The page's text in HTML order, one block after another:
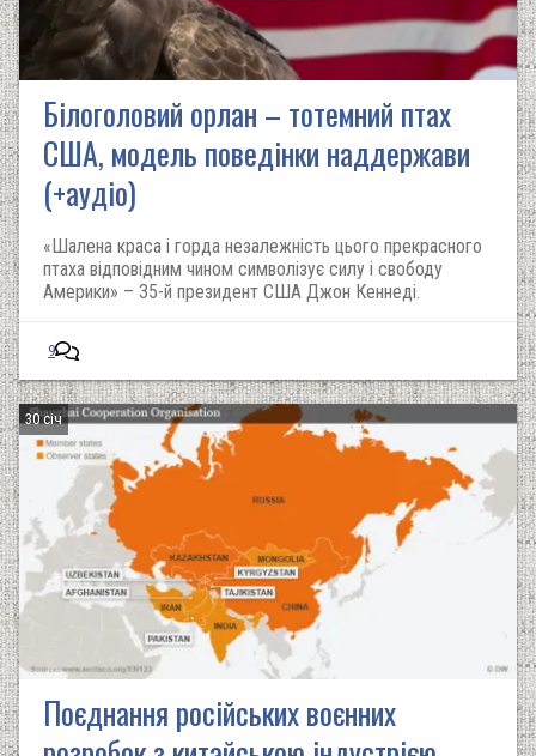
Білоголовий орлан – тотемний птах
США, модель поведінки наддержави
(+аудіо)
«Шалена краса і горда незалежність цього прекрасного
птаха відповідним чином символізує силу і свободу
Америки» – 35-й президент США Джон Кеннеді.
9
30 січ
Поєднання російських воєнних